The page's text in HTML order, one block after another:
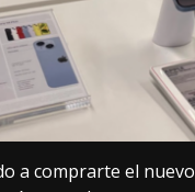
a comprarte el nuevo